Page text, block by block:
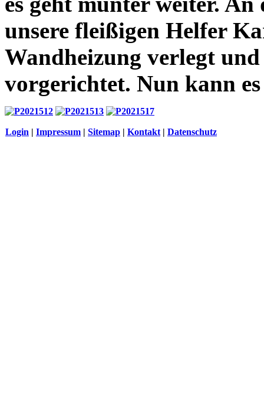
unsere fleißigen Helfer
Wandheizung verlegt
vorgerichtet. Nun kann
Login | Impressum | Sitemap | Kontakt | Datenschutz